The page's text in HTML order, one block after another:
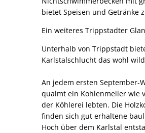
bietet Speisen und Getränke
Ein weiteres Trippstadter
Unterhalb von Trippstadt
Karlstalschlucht das wohl
An jedem ersten September-
qualmt ein Kohlenmeiler wie
der Köhlerei lebten. Die
finden sich gut erhaltene
Hoch über dem Karlstal